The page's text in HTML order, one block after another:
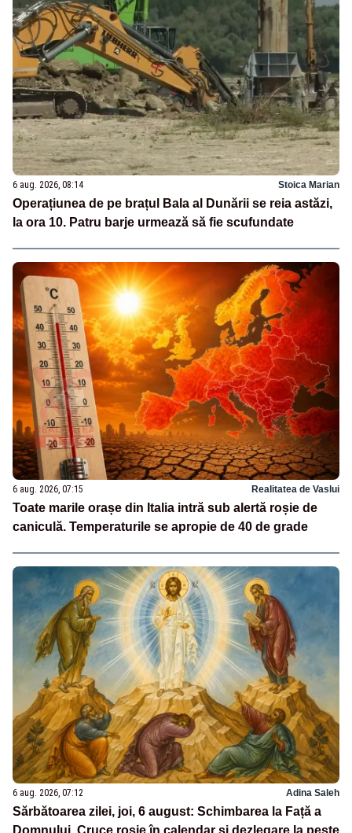
6 aug. 2026, 08:14 Stoica Marian
Operațiunea de pe brațul Bala al Dunării se reia astăzi,
la ora 10. Patru barje urmează să fie scufundate
6 aug. 2026, 07:15 Realitatea de Vaslui
Toate marile orașe din Italia intră sub alertă roșie de
caniculă. Temperaturile se apropie de 40 de grade
6 aug. 2026, 07:12 Adina Saleh
Sărbătoarea zilei, joi, 6 august: Schimbarea la Față a